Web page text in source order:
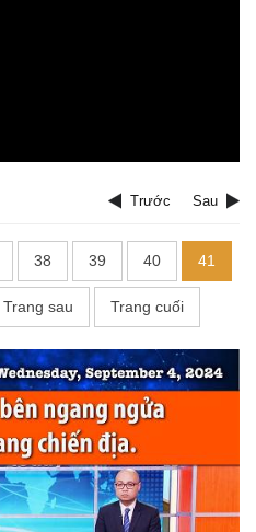
Trước Sau
38 39 40 41
Trang sau Trang cuối